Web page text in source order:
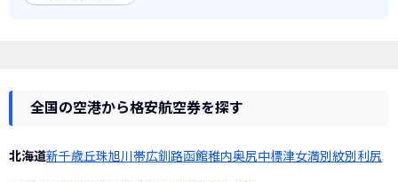
全国の空港から格安航空券を探す
北海道新千歳丘珠旭川 帯広釧路函館稚内奥尻中標津女満別 紋別 利尻